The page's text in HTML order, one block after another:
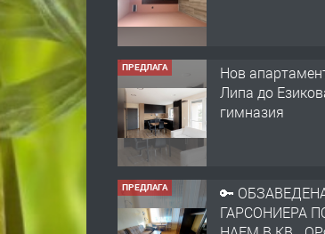
ПРЕДЛАГА
Липа до
гимназия
ПРЕДЛАГА
ГАРСОНИЕРА
НАЕМ В КВ.